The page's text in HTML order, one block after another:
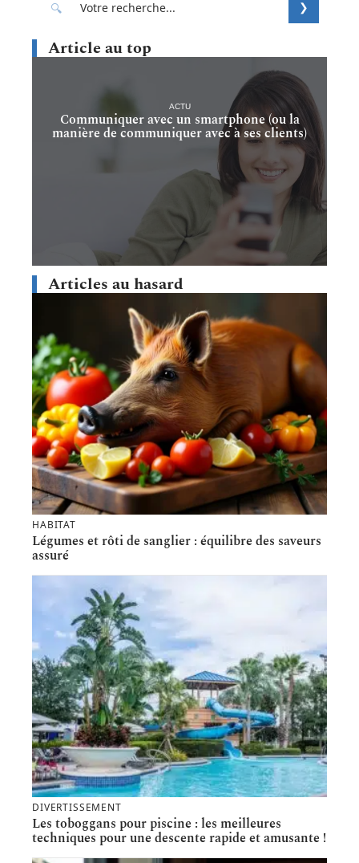
Article au top
ACTU
Communiquer avec un smartphone (ou la
manière de communiquer avec à ses clients)
Articles au hasard
HABITAT
Légumes et rôti de sanglier : équilibre des saveurs
assuré
DIVERTISSEMENT
Les toboggans pour piscine : les meilleures
techniques pour une descente rapide et amusante !